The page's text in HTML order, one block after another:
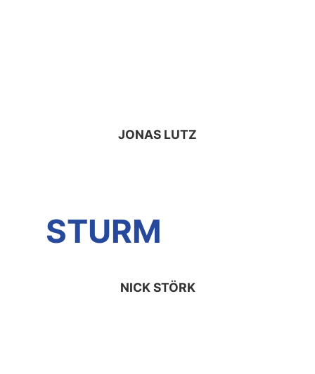
JONAS LUTZ
STURM
NICK STÖRK